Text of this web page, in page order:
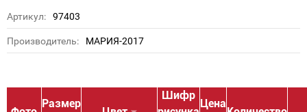
Артикул: 97403
Производитель: МАРИЯ-2017
Размер
Шифр
Цена